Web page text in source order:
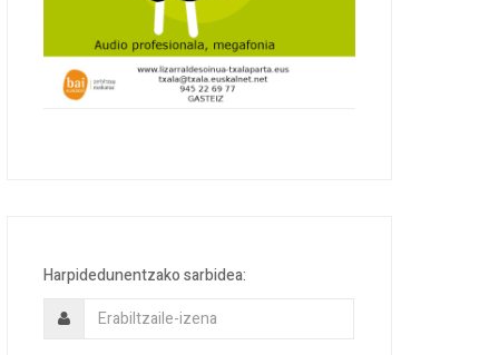
Harpidedunentzako sarbidea: